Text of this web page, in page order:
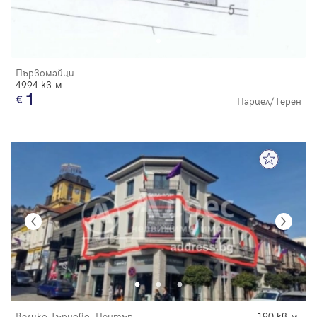
Първомайци
4994 кв.м.
1 Парцел/Терен